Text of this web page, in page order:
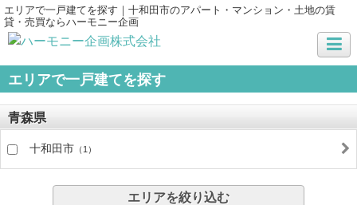
エリアで一戸建てを探す｜十和田市のアパート・マンション・土地の賃
貸・売買ならハーモニー企画
エリアで一戸建てを探す
青森県
十和田市 （1）
エリアを絞り込む